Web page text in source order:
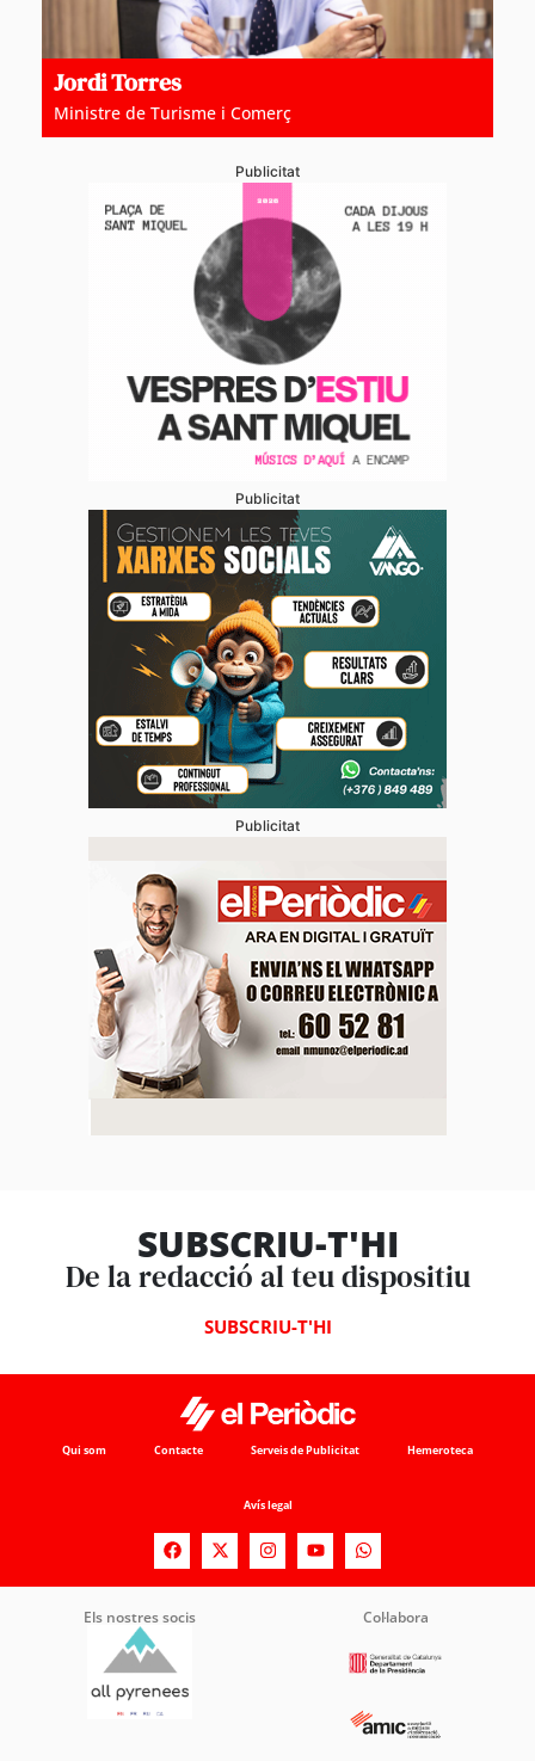
Jordi Torres
Ministre de Turisme i Comerç
Publicitat
Publicitat
Publicitat
SUBSCRIU-T'HI
De la redacció al teu dispositiu
SUBSCRIU-T'HI
Qui som Contacte Serveis de Publicitat Hemeroteca
Avís legal
Els nostres socis Col·labora